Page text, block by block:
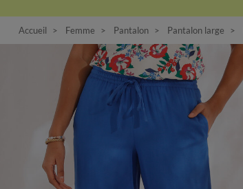
Accueil Femme Pantalon Pantalon large